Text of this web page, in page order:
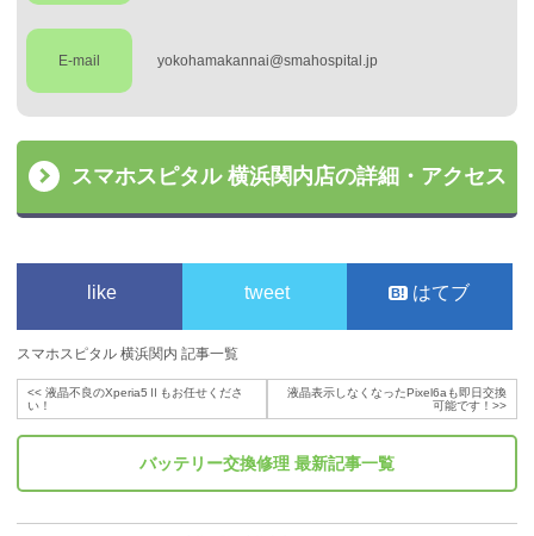
E-mail yokohamakannai@smahospital.jp
スマホスピタル 横浜関内店の詳細・アクセス
like tweet はてブ
スマホスピタル 横浜関内 記事一覧
<<液晶不良のXperia5Ⅱもお任せくださ
い！
液晶表示しなくなったPixel6aも即日交換
可能です！ >>
バッテリー交換修理 最新記事一覧